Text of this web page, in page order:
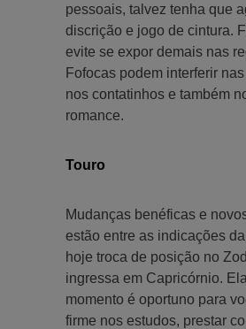
pessoais, talvez tenha que
discrição e jogo de cintura.
evite se expor demais nas
Fofocas podem interferir
nos contatinhos e também
romance.
Touro
Mudanças benéficas e
estão entre as indicações
hoje troca de posição no
ingressa em Capricórnio.
momento é oportuno para
firme nos estudos, prestar